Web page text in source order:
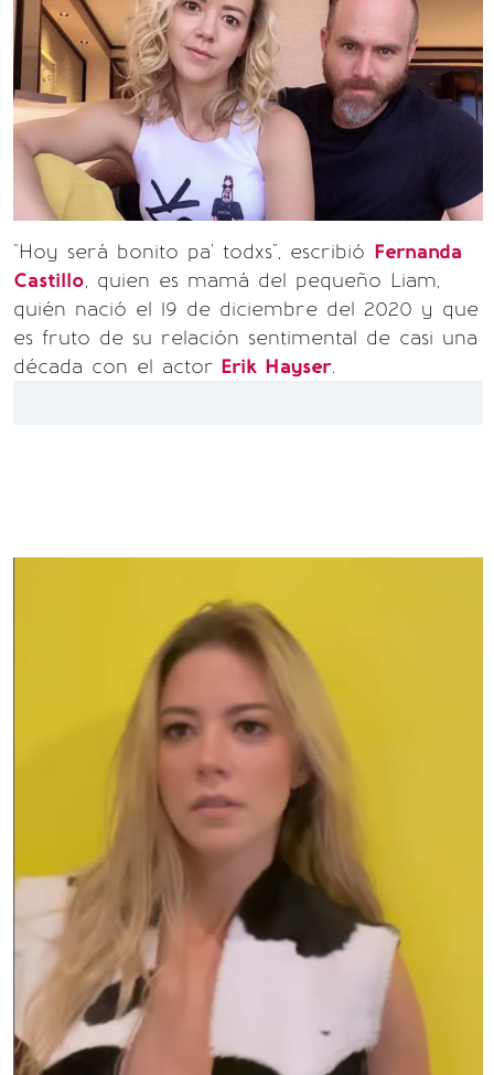
"Hoy será bonito pa' todxs", escribió Fernanda
Castillo, quien es mamá del pequeño Liam,
quién nació el 19 de diciembre del 2020 y que
es fruto de su relación sentimental de casi una
década con el actor Erik Hayser.